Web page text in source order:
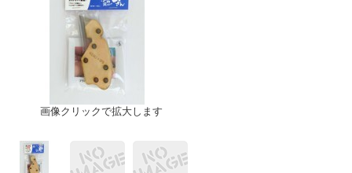
画像クリックで拡大します